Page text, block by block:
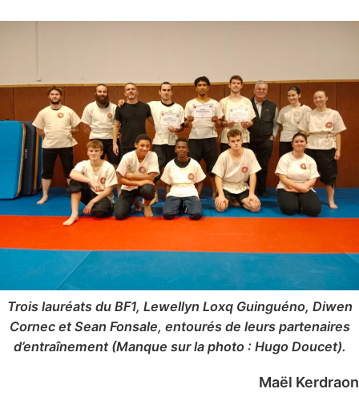
Trois lauréats du BF1, Lewellyn Loxq Guinguéno, Diwen
Cornec et Sean Fonsale, entourés de leurs partenaires
d’entraînement (Manque sur la photo : Hugo Doucet).
Maël Kerdraon